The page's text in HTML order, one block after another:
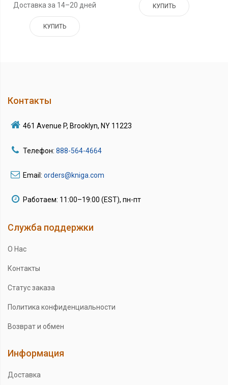
Доставка за 14–20 дней
КУПИТЬ
КУПИТЬ
Контакты
461 Avenue P, Brooklyn, NY 11223
Телефон: 888-564-4664
Email: orders@kniga.com
Работаем: 11:00–19:00 (EST), пн-пт
Служба поддержки
О Нас
Контакты
Статус заказа
Политика конфиденциальности
Возврат и обмен
Информация
Доставка